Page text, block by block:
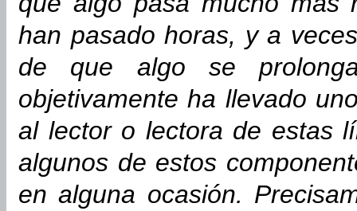
han pasado horas, y a
de que algo se
objetivamente ha llevado
al lector o lectora de estas
algunos de estos
en alguna ocasión.